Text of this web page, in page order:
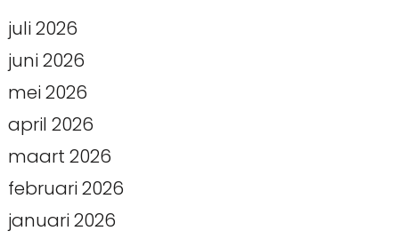
juli 2026
juni 2026
mei 2026
april 2026
maart 2026
februari 2026
januari 2026